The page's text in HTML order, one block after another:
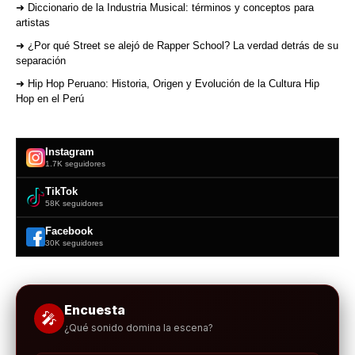
➜ Diccionario de la Industria Musical: términos y conceptos para
artistas
➜ ¿Por qué Street se alejó de Rapper School? La verdad detrás de su
separación
➜ Hip Hop Peruano: Historia, Origen y Evolución de la Cultura Hip
Hop en el Perú
Instagram
1.7K seguidores
TikTok
58K seguidores
Facebook
30K seguidores
🎤 Encuesta
¿Qué sonido domina la escena?